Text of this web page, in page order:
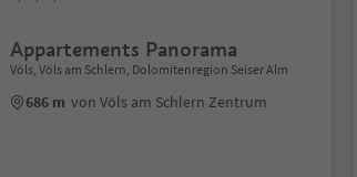
Appartements Panorama
Völs, Völs am Schlern, Dolomitenregion Seiser Alm
686 m von Völs am Schlern Zentrum